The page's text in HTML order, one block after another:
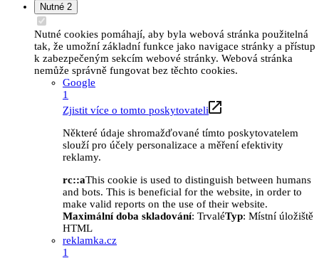
Nutné 2
Nutné cookies pomáhají, aby byla webová stránka použitelná
tak, že umožní základní funkce jako navigace stránky a přístup
k zabezpečeným sekcím webové stránky. Webová stránka
nemůže správně fungovat bez těchto cookies.
Google
1
Zjistit více o tomto poskytovateli
Některé údaje shromažďované tímto poskytovatelem
slouží pro účely personalizace a měření efektivity
reklamy.
rc::aThis cookie is used to distinguish between humans
and bots. This is beneficial for the website, in order to
make valid reports on the use of their website.
Maximální doba skladování: TrvaléTyp: Místní úložiště
HTML
reklamka.cz
1